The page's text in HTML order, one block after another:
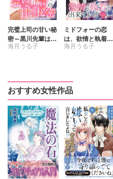
完璧上司の甘い秘
密～黒川先輩はオ
カン力高め～【合
海月うる子
ミドフォーの恋
は、欲情と執着で
出来ている
海月うる子
おすすめ女性作品